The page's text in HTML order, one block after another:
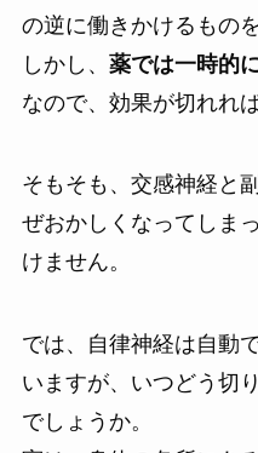
の逆に働きかけるもの
しかし、 薬では一時的
なので、効果が切れれ
そもそも、交感神経と
ぜおかしくなってしま
けません。
では、自律神経は自動
いますが、いつどう切
でしょうか。